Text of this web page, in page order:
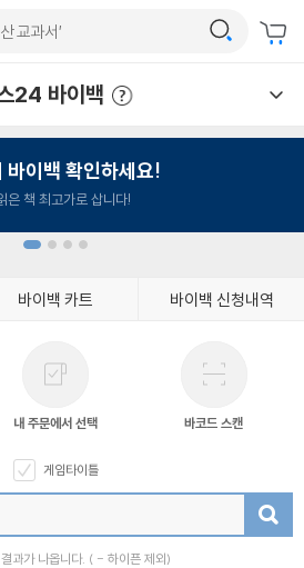
24 바이백
바이백 확인하세요!
은 책 최고가로 삽니다!
바이백 카트 바이백 신청내역
내 주문에서 선택 바코드 스캔
게임타이틀
과가 나옵니다. ( - 하이픈 제외)